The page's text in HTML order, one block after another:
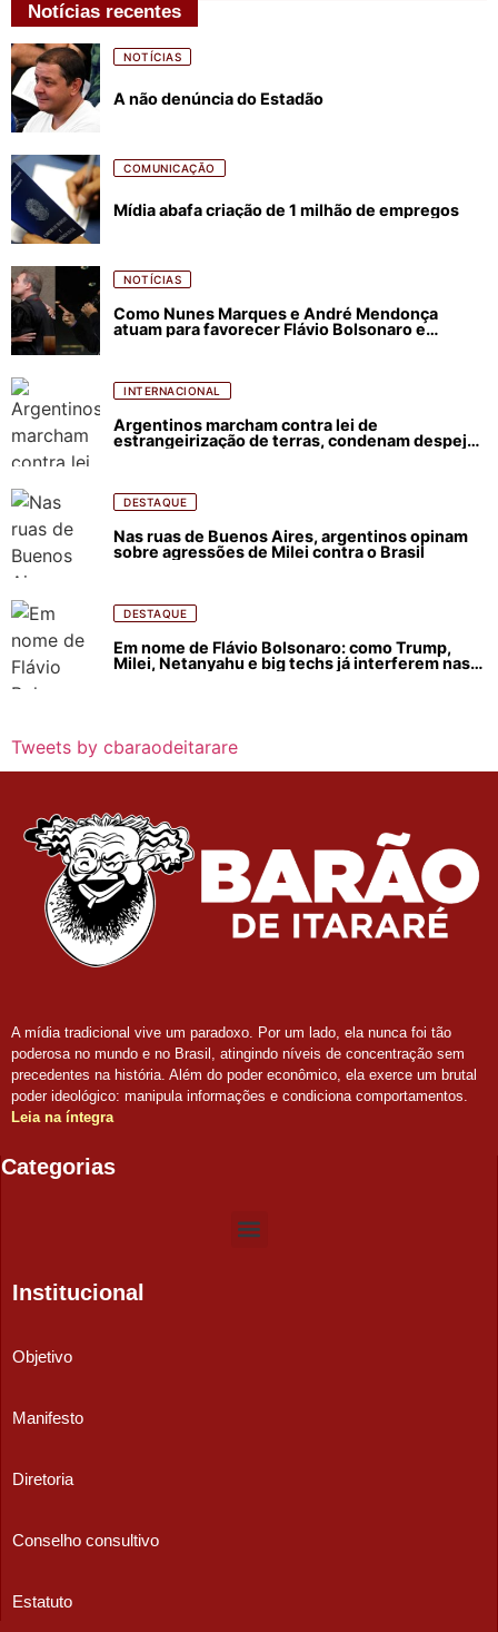
Notícias recentes
NOTÍCIAS
A não denúncia do Estadão
COMUNICAÇÃO
Mídia abafa criação de 1 milhão de empregos
NOTÍCIAS
Como Nunes Marques e André Mendonça
atuam para favorecer Flávio Bolsonaro e
INTERNACIONAL
Argentinos marcham contra lei de
estrangeirização de terras, condenam despejos
DESTAQUE
Nas ruas de Buenos Aires, argentinos opinam
sobre agressões de Milei contra o Brasil
DESTAQUE
Em nome de Flávio Bolsonaro: como Trump,
Milei, Netanyahu e big techs já interferem nas
Tweets by cbaraodeitarare
A mídia tradicional vive um paradoxo. Por um lado, ela nunca foi tão
poderosa no mundo e no Brasil, atingindo níveis de concentração sem
precedentes na história. Além do poder econômico, ela exerce um brutal
poder ideológico: manipula informações e condiciona comportamentos.
Leia na íntegra
Categorias
Institucional
Objetivo
Manifesto
Diretoria
Conselho consultivo
Estatuto